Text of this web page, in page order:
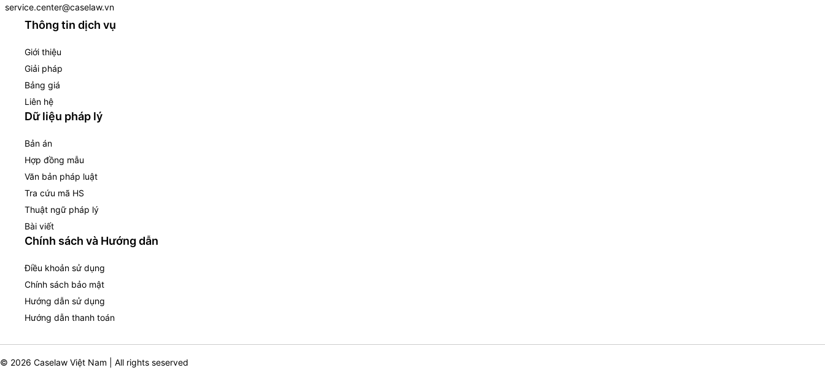
service.center@caselaw.vn
Thông tin dịch vụ
Giới thiệu
Giải pháp
Bảng giá
Liên hệ
Dữ liệu pháp lý
Bản án
Hợp đồng mẫu
Văn bản pháp luật
Tra cứu mã HS
Thuật ngữ pháp lý
Bài viết
Chính sách và Hướng dẫn
Điều khoản sử dụng
Chính sách bảo mật
Hướng dẫn sử dụng
Hướng dẫn thanh toán
© 2026 Caselaw Việt Nam | All rights seserved